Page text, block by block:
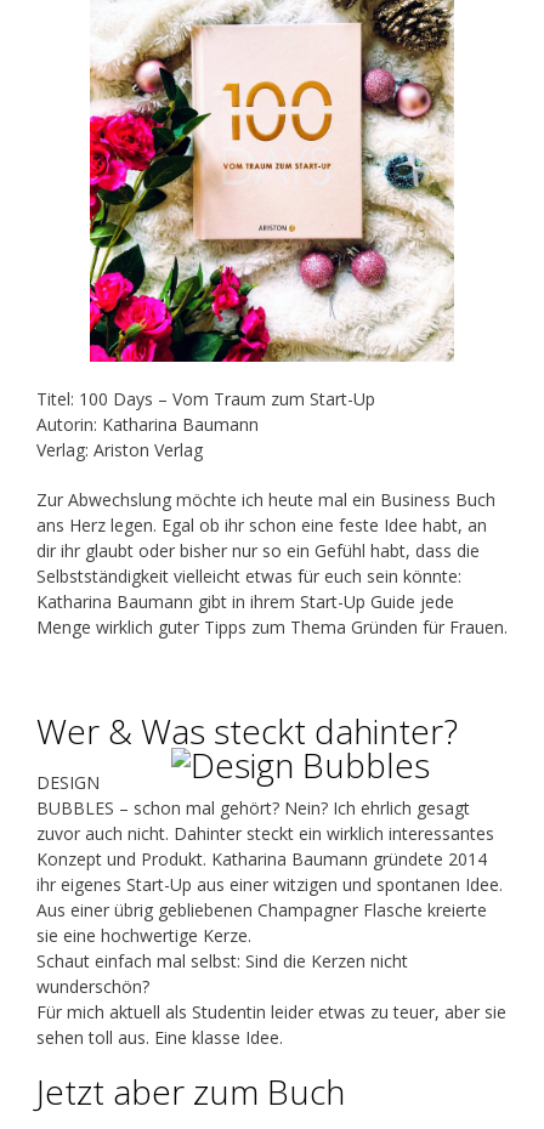
Titel: 100 Days – Vom Traum zum Start-Up
Autorin: Katharina Baumann
Verlag: Ariston Verlag
Zur Abwechslung möchte ich heute mal ein Business Buch
ans Herz legen. Egal ob ihr schon eine feste Idee habt, an
dir ihr glaubt oder bisher nur so ein Gefühl habt, dass die
Selbstständigkeit vielleicht etwas für euch sein könnte:
Katharina Baumann gibt in ihrem Start-Up Guide jede
Menge wirklich guter Tipps zum Thema Gründen für Frauen.
Wer & Was steckt dahinter?
DESIGN
BUBBLES – schon mal gehört? Nein? Ich ehrlich gesagt
zuvor auch nicht. Dahinter steckt ein wirklich interessantes
Konzept und Produkt. Katharina Baumann gründete 2014
ihr eigenes Start-Up aus einer witzigen und spontanen Idee.
Aus einer übrig gebliebenen Champagner Flasche kreierte
sie eine hochwertige Kerze.
Schaut einfach mal selbst: Sind die Kerzen nicht
wunderschön?
Für mich aktuell als Studentin leider etwas zu teuer, aber sie
sehen toll aus. Eine klasse Idee.
Jetzt aber zum Buch